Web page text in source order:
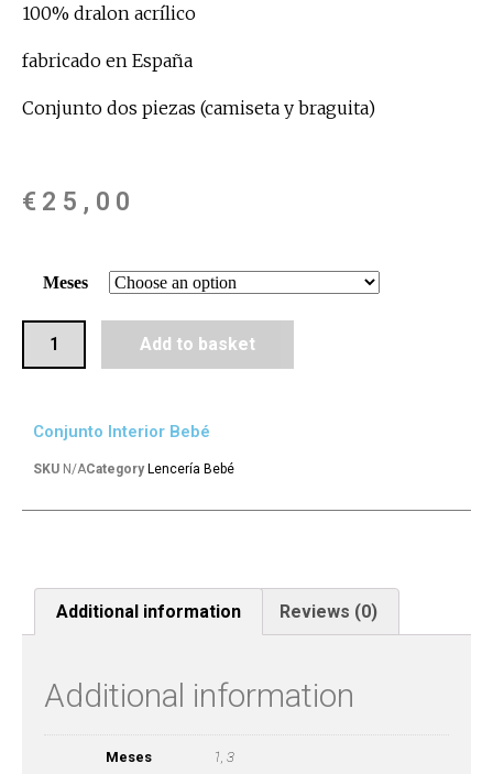
100% dralon acrílico
fabricado en España
Conjunto dos piezas (camiseta y braguita)
€ 25,00
Meses
Add to basket
Conjunto Interior Bebé
SKU N/ACategory Lencería Bebé
Additional information Reviews (0)
Additional information
Meses 1, 3